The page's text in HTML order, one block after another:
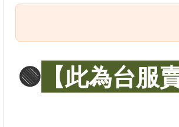
🟢 【此為台服